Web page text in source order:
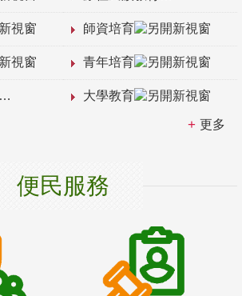
師資培育
青年培育
大學教育
更多
便民服務